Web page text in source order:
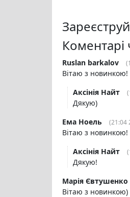
Коментарі
Ruslan barkalov
Вітаю з новинкою!
Аксінія Найт
Дякую)
Ема Ноель
(21:04
Вітаю з новинкою!
Аксінія Найт
Дякую!
Марія Євтушенко
Вітаю з новинкою)